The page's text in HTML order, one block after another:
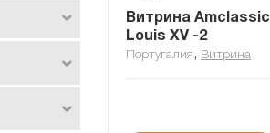
Витрина Amclassic
Louis XV -2
Португалия , Витрина